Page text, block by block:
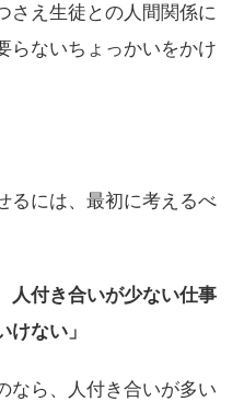
さえ生徒との人間関係に
らないちょっかいをかけ
るには、最初に考えるべ
人付き合いが少ない仕事
ない」
なら、人付き合いが多い